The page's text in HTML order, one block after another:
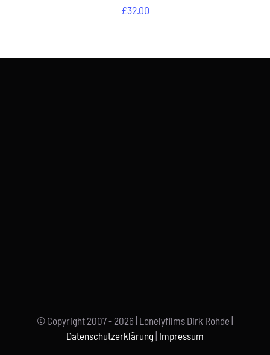
£32.00
© Copyright 2007 - 2026 | Lonelyfilms Dirk Rohde |
Datenschutzerklärung | Impressum